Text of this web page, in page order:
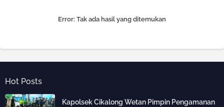
Error: Tak ada hasil yang ditemukan
Hot Posts
Kapolsek Cikalong Wetan Pimpin Pengamanan